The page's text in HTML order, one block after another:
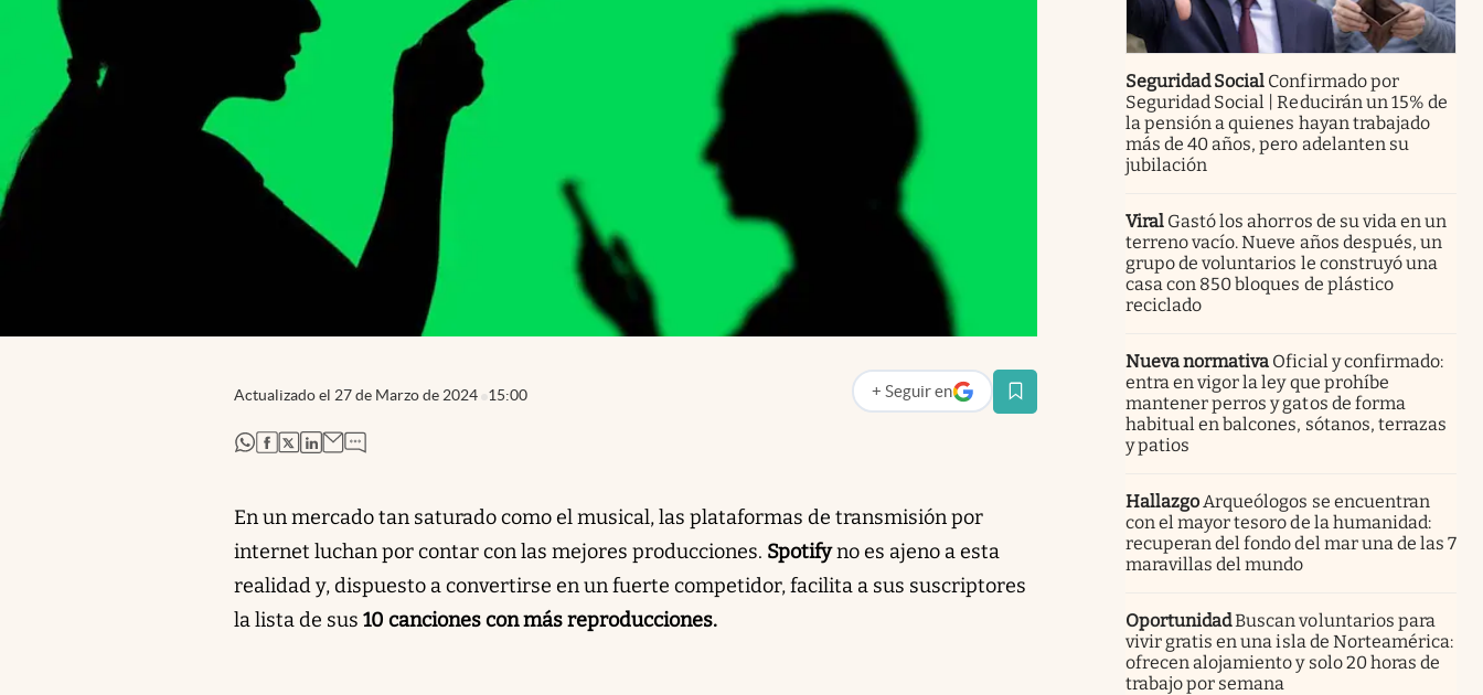
Actualizado el 27 de Marzo de 2024 15:00 + Seguir en
abre en nueva pestaña
abre en nueva pestaña
abre en nueva pestaña
abre en nueva pestaña
abre en nueva pestaña
En un mercado tan saturado como el musical, las plataformas de transmisión por
internet luchan por contar con las mejores producciones. Spotifyno es ajeno a esta
realidad y, dispuesto a convertirse en un fuerte competidor, facilita a sus suscriptores
la lista de sus 10 canciones con más reproducciones.
Seguridad Social Confirmado por
Seguridad Social | Reducirán un 15% de
la pensión a quienes hayan trabajado
más de 40 años, pero adelanten su
jubilación
Viral Gastó los ahorros de su vida en un
terreno vacío. Nueve años después, un
grupo de voluntarios le construyó una
casa con 850 bloques de plástico
reciclado
Nueva normativa Oficial y confirmado:
entra en vigor la ley que prohíbe
mantener perros y gatos de forma
habitual en balcones, sótanos, terrazas
y patios
HallazgoArqueólogos se encuentran
con el mayor tesoro de la humanidad:
recuperan del fondo del mar una de las 7
maravillas del mundo
OportunidadBuscan voluntarios para
vivir gratis en una isla de Norteamérica:
ofrecen alojamiento y solo 20 horas de
trabajo por semana